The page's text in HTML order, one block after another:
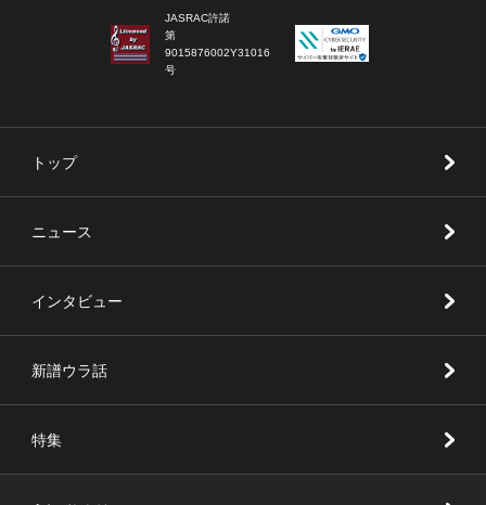
JASRAC許諾
第
9015876002Y31016
号
トップ
ニュース
インタビュー
新譜ウラ話
特集